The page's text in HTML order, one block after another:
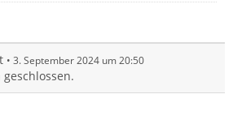
3. September 2024 um 20:50